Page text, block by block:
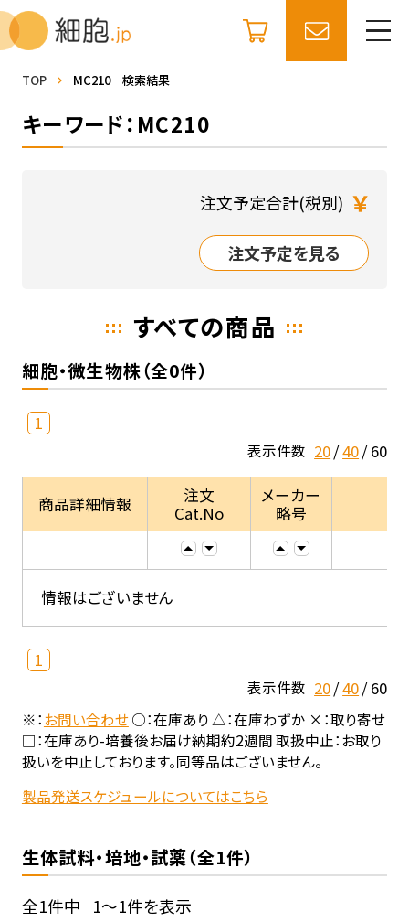
TOP MC210 検索結果
キーワード：MC210
注文予定合計(税別) ￥
注文予定を見る
すべての商品
細胞・微生物株（全0件）
1
表示件数 20 40 60
商品詳細情報
注文
Cat.No
メーカー
略号
情報はございません
1
表示件数 20 40 60
※：お問い合わせ○：在庫あり △：在庫わずか ×：取り寄せ
□：在庫あり-培養後お届け納期約2週間 取扱中止：お取り
扱いを中止しております。同等品はございません。
製品発送スケジュールについてはこちら
生体試料・培地・試薬（全1件）
全1件中 1～1件を表示